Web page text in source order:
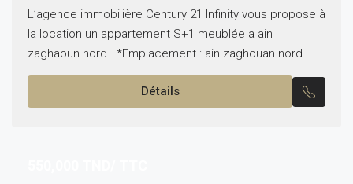
L’agence immobilière Century 21 Infinity vous propose à
la location un appartement S+1 meublée a ain
zaghaoun nord . *Emplacement : ain zaghouan nord .
*Typologie : S+1 . *Etat : meublé...
Détails